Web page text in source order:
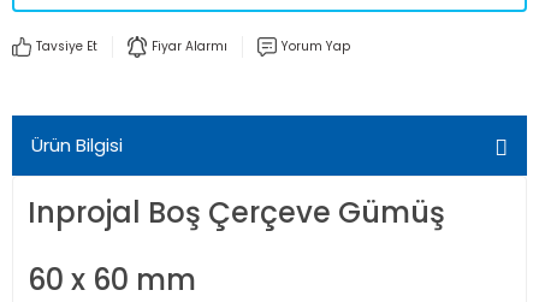
Tavsiye Et Fiyar Alarmı Yorum Yap
Ürün Bilgisi
Inprojal Boş Çerçeve Gümüş
60 x 60 mm